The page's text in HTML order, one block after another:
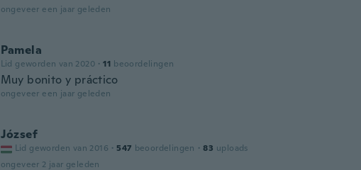
ongeveer een jaar geleden
Pamela
Lid geworden van 2020 · 11 beoordelingen
Muy bonito y práctico
ongeveer een jaar geleden
József
Lid geworden van 2016 · 547 beoordelingen · 83 uploads
ongeveer 2 jaar geleden